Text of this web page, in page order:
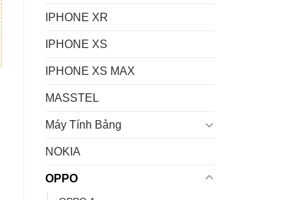
IPHONE XR
IPHONE XS
IPHONE XS MAX
MASSTEL
Máy Tính Bảng
NOKIA
OPPO